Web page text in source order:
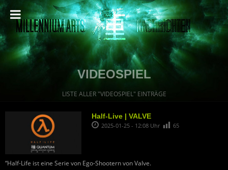
VIDEOSPIEL
LISTE ALLER "VIDEOSPIEL" EINTRÄGE
Half-Live | VALVE
2025-01-25 - 12:08 Uhr 65
“Half-Life ist eine Serie von Ego-Shootern von Valve.